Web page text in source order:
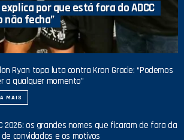
por que está fora do ADCC
não fecha”
Ryan topa luta contra Kron Gracie: “Podemos
a qualquer momento”
MAIS
2026: os grandes nomes que ficaram de fora da
convidados e os motivos